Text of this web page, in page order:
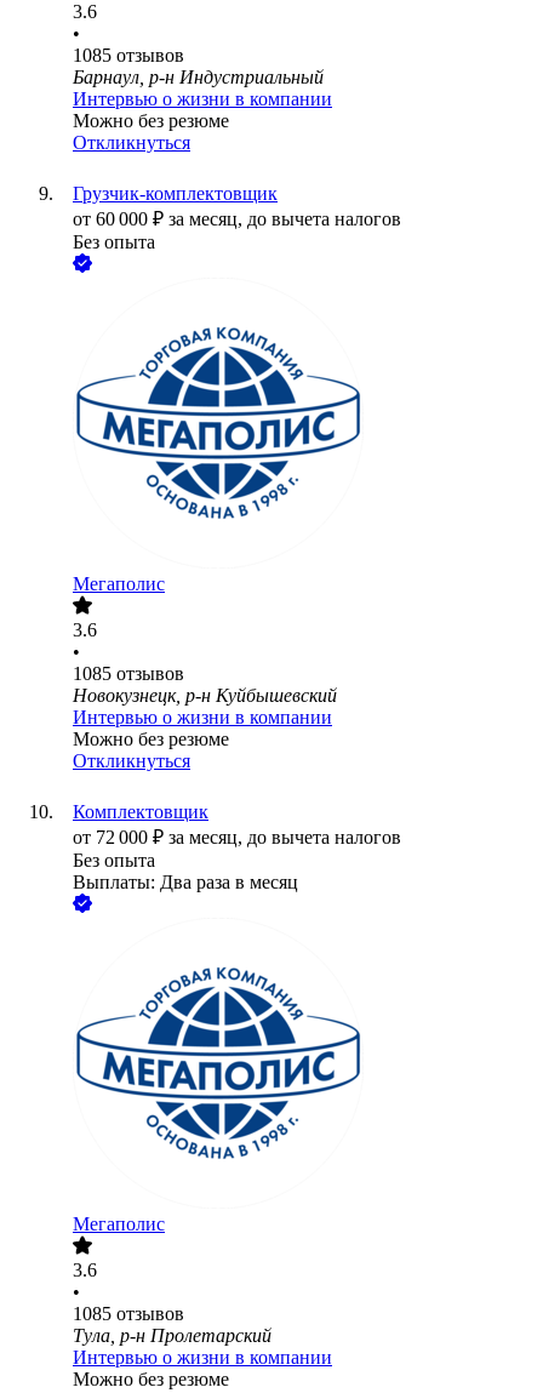
3.6
•
1085 отзывов
Барнаул, р-н Индустриальный
Интервью о жизни в компании
Можно без резюме
Откликнуться
Грузчик-комплектовщик
от 60 000 ₽ за месяц, до вычета налогов
Без опыта
Мегаполис
3.6
•
1085 отзывов
Новокузнецк, р-н Куйбышевский
Интервью о жизни в компании
Можно без резюме
Откликнуться
Комплектовщик
от 72 000 ₽ за месяц, до вычета налогов
Без опыта
Выплаты: Два раза в месяц
Мегаполис
3.6
•
1085 отзывов
Тула, р-н Пролетарский
Интервью о жизни в компании
Можно без резюме